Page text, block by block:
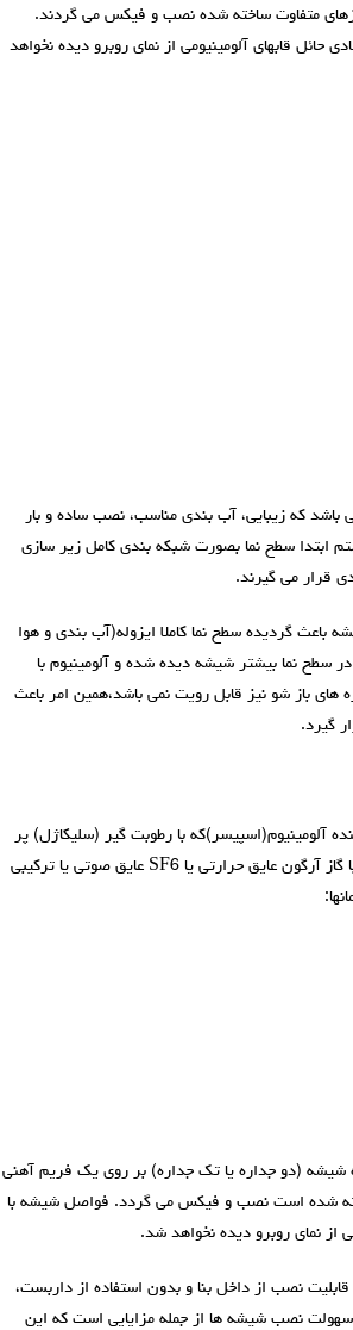
متفاوت ساخته شده نصب و فیکس می گردند.
قابهای آلومینیومی از نمای روبرو دیده نخواهد
باشد که زیبایی، آب بندی مناسب، نصب ساده و بار
ابتدا سطح نما بصورت شبکه بندی کامل زیر سازی
قرار می گیرند.
باعث گردیده سطح نما کاملا ایزوله(آب بندی و هوا
سطح نما بیشتر شیشه دیده شده و آلومینیوم با
باز شو نیز قابل رویت نمی باشد،همین امر باعث
گیرد.
آلومینیوم(اسپيسر)که با رطوبت گیر (سليکاژل) پر
شده است ساخته می شود. بین دو لایه شیشه را می توان با گاز آرگون عايق حرارتی یا SF6 عايق صوتی یا ترکیبی
شیشه (دو جداره یا تک جداره) بر روی یک فریم آهنی
هایی با سایز های متفاوت (غالبا 40*40) ساخته شده است نصب و فیکس می گردد. فواصل شیشه با
از نمای روبرو دیده نخواهد شد.
نصب از داخل بنا و بدون استفاده از داربست،
نصب شیشه ها از جمله مزایایی است که این